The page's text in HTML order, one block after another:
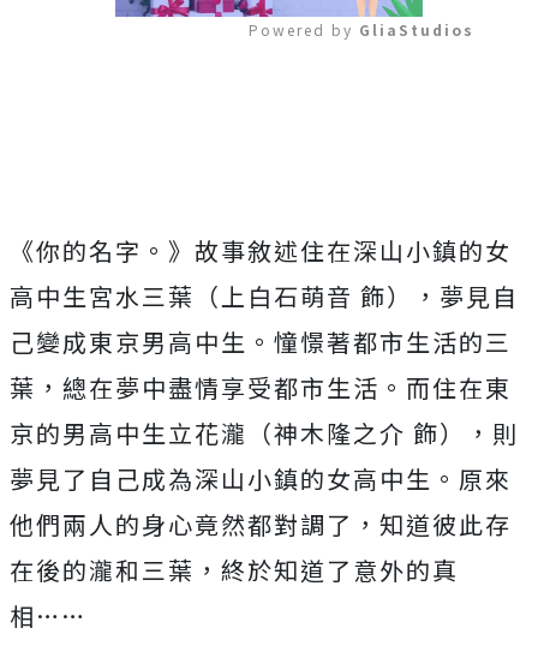
Powered by GliaStudios
《你的名字。》 故事敘述住在深山小鎮的女
高中生宮水三葉（上白石萌音 飾），夢見自
己變成東京男高中生。憧憬著都市生活的三
葉， 總在夢中盡情享受都市生活。而住在東
京的男高中生立花瀧（神木隆之介 飾），則
夢見了自己成為深山小鎮的女高中生。 原來
他們兩人的身心竟然都對調了，知道彼此存
在後的瀧和三葉， 終於知道了意外的真
相……